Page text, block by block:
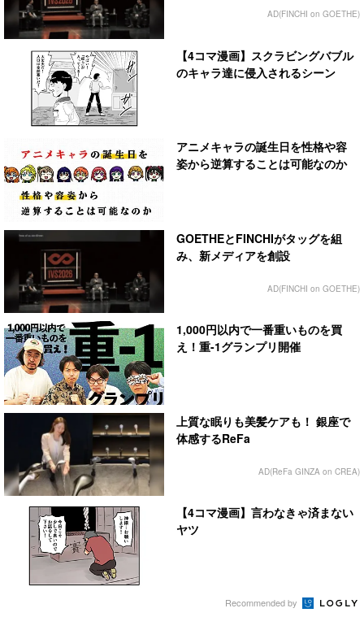
AD(FINCHI on GOETHE)
【4コマ漫画】スクラビングバブル
のキャラ達に侵入されるシーン
アニメキャラの誕生日を性格や容
姿から逆算することは可能なのか
GOETHEとFINCHIがタッグを組
み、新メディアを創設
AD(FINCHI on GOETHE)
1,000円以内で一番重いものを買
え！重-1グランプリ開催
上質な眠りも美髪ケアも！ 銀座で
体感するReFa
AD(ReFa GINZA on CREA)
【4コマ漫画】言わなきゃ済まない
ヤツ
Recommended by